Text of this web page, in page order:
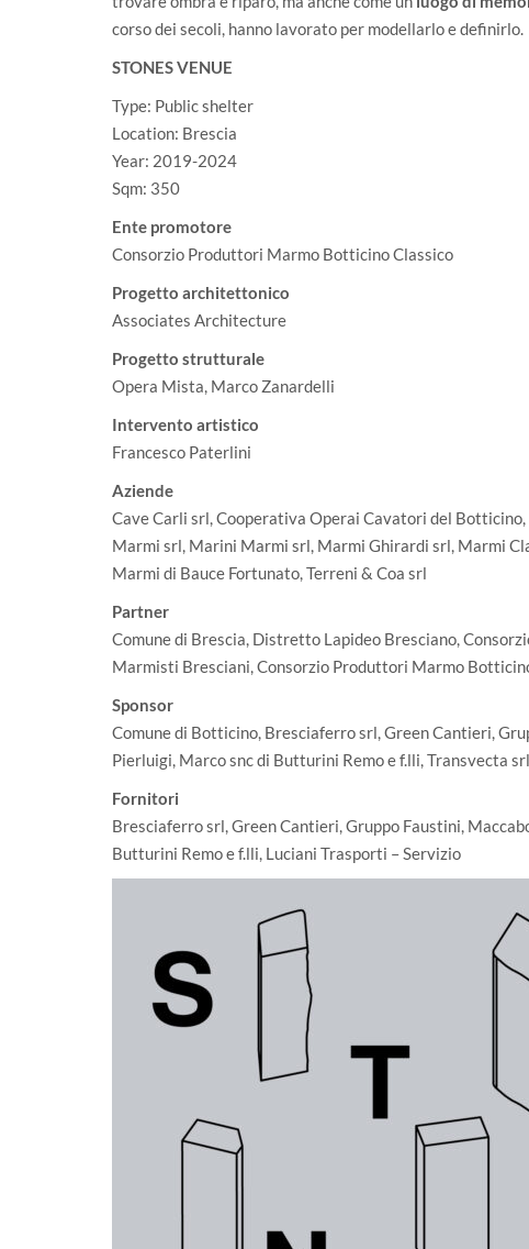
corso dei secoli, hanno lavorato per modellarlo e definirlo.
STONES VENUE
Type: Public shelter
Location: Brescia
Year: 2019-2024
Sqm: 350
Ente promotore
Consorzio Produttori Marmo Botticino Classico
Progetto architettonico
Associates Architecture
Progetto strutturale
Opera Mista, Marco Zanardelli
Intervento artistico
Francesco Paterlini
Aziende
Cave Carli srl, Cooperativa Operai Cavatori del
Marmi srl, Marini Marmi srl, Marmi Ghirardi srl, Marmi
Marmi di Bauce Fortunato, Terreni & Coa srl
Partner
Comune di Brescia, Distretto Lapideo Bresciano,
Marmisti Bresciani, Consorzio Produttori Marmo
Sponsor
Comune di Botticino, Bresciaferro srl, Green Cantieri,
Pierluigi, Marco snc di Butturini Remo e f.lli, Transvecta
Fornitori
Bresciaferro srl, Green Cantieri, Gruppo Faustini,
Butturini Remo e f.lli, Luciani Trasporti – Servizio